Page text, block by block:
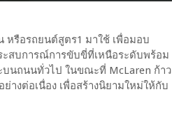
หรือรถยนต์สูตร1 มาใช้ เพื่อมอบ
ะสบการณ์การขับขี่ที่เหนือระดับพร้อม
นถนนทั่วไป ในขณะที่ McLaren ก้าว
งต่อเนื่อง เพื่อสร้างนิยามใหม่ให้กับ